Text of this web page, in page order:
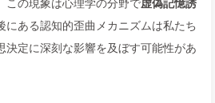
この現象は心理学の分野で虚偽記憶誘
にある認知的歪曲メカニズムは私たち
決定に深刻な影響を及ぼす可能性があ